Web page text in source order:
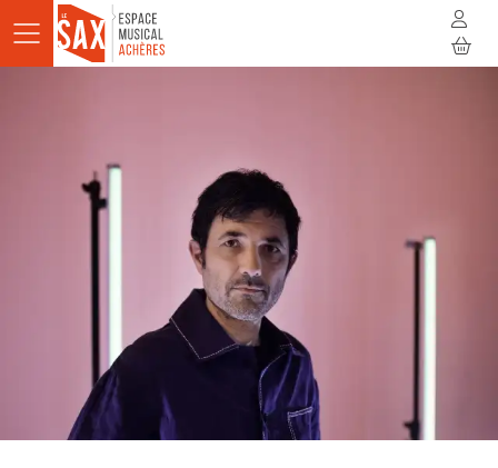
Aller au contenu principal
ACTUALITÉS
À LA RENCONTRE
INFOS PRATIQUES
BILLETTERIE